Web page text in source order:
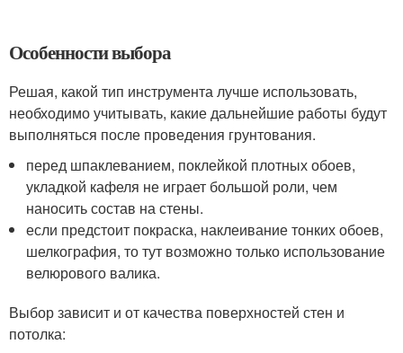
Особенности выбора
Решая, какой тип инструмента лучше использовать,
необходимо учитывать, какие дальнейшие работы будут
выполняться после проведения грунтования.
перед шпаклеванием, поклейкой плотных обоев,
укладкой кафеля не играет большой роли, чем
наносить состав на стены.
если предстоит покраска, наклеивание тонких обоев,
шелкография, то тут возможно только использование
велюрового валика.
Выбор зависит и от качества поверхностей стен и
потолка: